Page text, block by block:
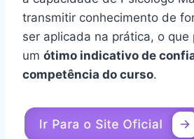
transmitir conhecimento de
ser aplicada na prática, o que
um ótimo indicativo de
competência do curso.